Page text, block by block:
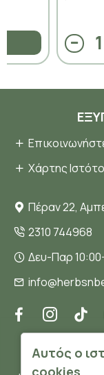
Χάρτης
Πέραν 22,
2310 744968
Δευ-Παρ
Αυτός ο
cookies